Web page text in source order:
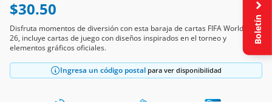
$30.50
Disfruta momentos de diversión con esta baraja de cartas FIFA World Cup
26, incluye cartas de juego con diseños inspirados en el torneo y
elementos gráficos oficiales.
Ingresa un código postal para ver disponibilidad
Boletín